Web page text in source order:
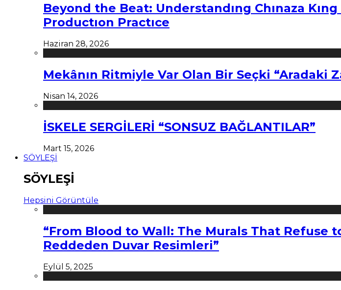
Beyond the Beat: Understandıng Chınaza
Productıon Practıce
Haziran 28, 2026
Mekânın Ritmiyle Var Olan Bir Seçki “Aradaki
Nisan 14, 2026
İSKELE SERGİLERİ “SONSUZ BAĞLANTILAR”
Mart 15, 2026
SÖYLEŞİ
SÖYLEŞİ
Hepsini Görüntüle
“From Blood to Wall: The Murals That Refuse
Reddeden Duvar Resimleri”
Eylül 5, 2025